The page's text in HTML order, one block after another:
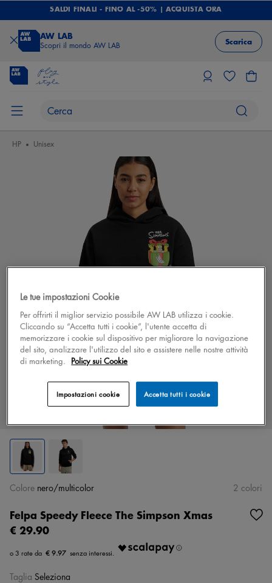
SALDI FINALI - FINO AL -50% | ACQUISTA ORA
AW LAB
Scopri il mondo AW LAB Scarica
HP Unisex
Felpa Speedy Fleece The Simpson Xmas
€ 29.90
€ 9.97
Colore nero/multicolor 2 colori
Taglia Seleziona
Le tue impostazioni Cookie
Per offrirti il miglior servizio possibile AW LAB utilizza i cookie.
Cliccando su “Accetta tutti i cookie”, l'utente accetta di
memorizzare i cookie sul dispositivo per migliorare la navigazione
del sito, analizzare l'utilizzo del sito e assistere nelle nostre attività
di marketing. Policy sui Cookie
Accetta tutti i cookie
Impostazioni cookie